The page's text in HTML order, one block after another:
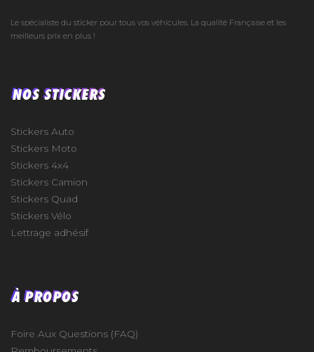
Le spécialiste du sticker pour tous vos véhicules. La qualité Française et les
meilleurs prix en plus !
NOS STICKERS
Stickers Auto
Stickers Moto
Stickers 4x4
Stickers Camion
Stickers Quad
Stickers Vélo
Lettrage adhésif
À PROPOS
Foire Aux Questions (FAQ)